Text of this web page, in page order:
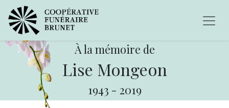
À la mémoire de
Lise Mongeon
1943 - 2019